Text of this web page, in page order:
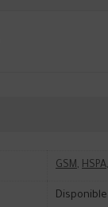
GSM, HSPA,
Disponible